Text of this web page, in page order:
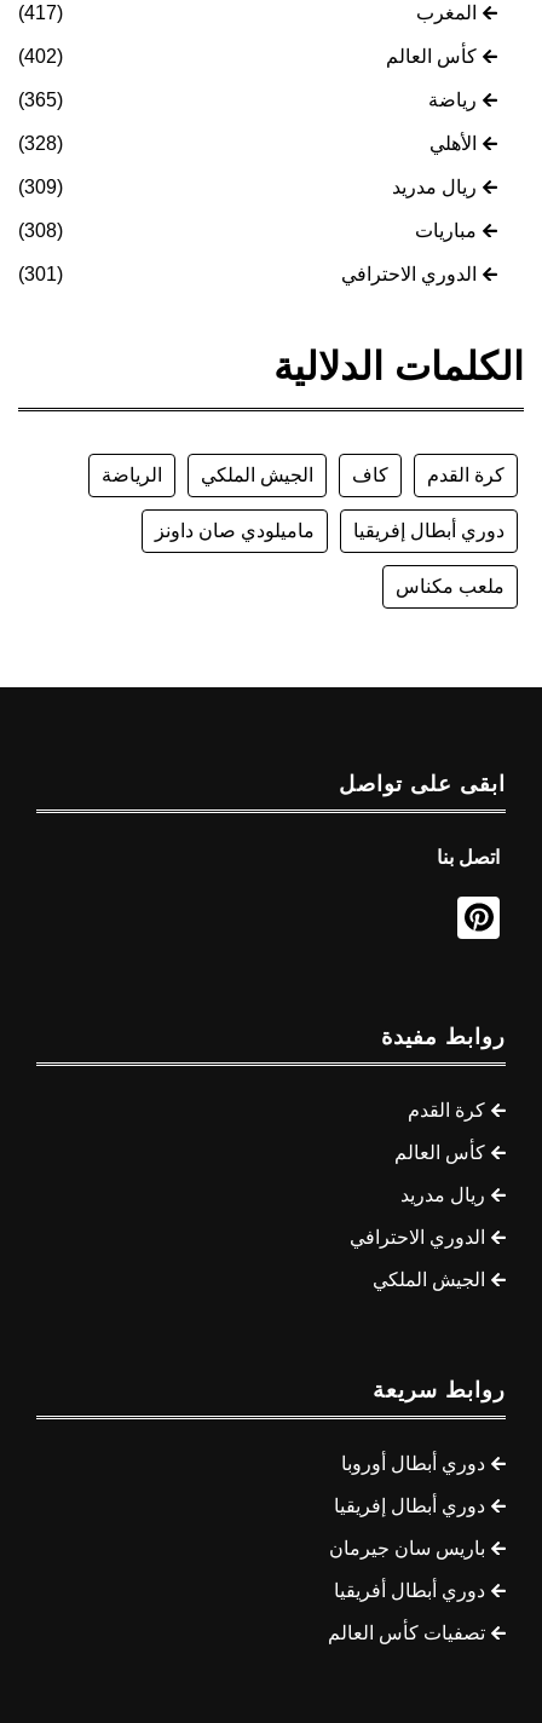
المغرب (417)
كأس العالم (402)
رياضة (365)
الأهلي (328)
ريال مدريد (309)
مباريات (308)
الدوري الاحترافي (301)
الكلمات الدلالية
كرة القدم كاف الجيش الملكي الرياضة
دوري أبطال إفريقيا ماميلودي صان داونز
ملعب مكناس
ابقى على تواصل
اتصل بنا
روابط مفيدة
كرة القدم
كأس العالم
ريال مدريد
الدوري الاحترافي
الجيش الملكي
روابط سريعة
دوري أبطال أوروبا
دوري أبطال إفريقيا
باريس سان جيرمان
دوري أبطال أفريقيا
تصفيات كأس العالم